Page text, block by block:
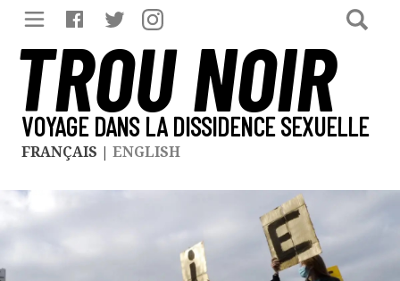
TROU NOIR
VOYAGE DANS LA DISSIDENCE SEXUELLE
FRANÇAIS | ENGLISH